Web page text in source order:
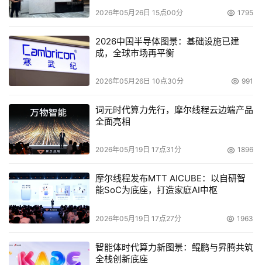
2026年05月26日 15点00分 1795
2026中国半导体图景：基础设施已建
成，全球市场再平衡
2026年05月26日 10点30分 991
词元时代算力先行，摩尔线程云边端产品
全面亮相
2026年05月19日 17点31分 1896
摩尔线程发布MTT AICUBE：以自研智
能SoC为底座，打造家庭AI中枢
2026年05月19日 17点27分 1963
智能体时代算力新图景：鲲鹏与昇腾共筑
全栈创新底座